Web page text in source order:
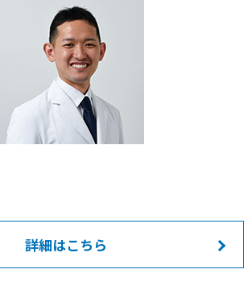
詳細はこちら